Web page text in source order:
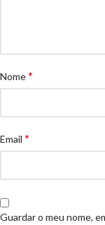
Nome*
Email *
Guardar o meu nome,